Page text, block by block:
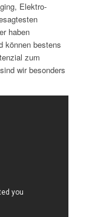
Elektro-
haben
können bestens
zum
wir besonders